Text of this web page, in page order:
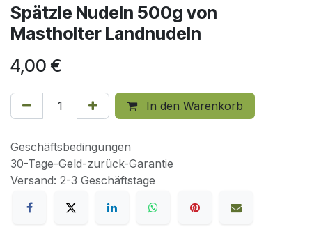
Spätzle Nudeln 500g von
Mastholter Landnudeln
4,00 €
In den Warenkorb
Geschäftsbedingungen
30-Tage-Geld-zurück-Garantie
Versand: 2-3 Geschäftstage